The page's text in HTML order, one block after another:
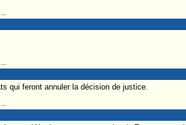
qui feront annuler la décision de justice.